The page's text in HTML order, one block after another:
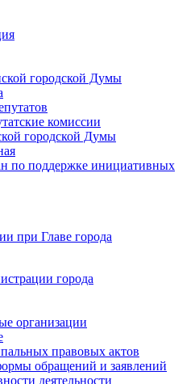
городской Думы
комиссии
городской Думы
по поддержке инициативных
при Главе города
города
организации
правовых актов
обращений и заявлений
деятельности